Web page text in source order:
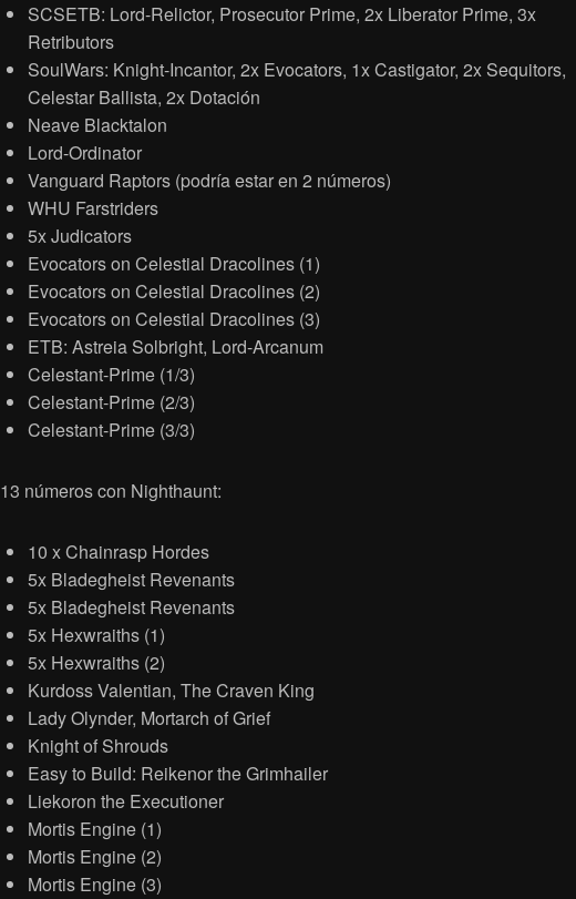
SCSETB: Lord-Relictor, Prosecutor Prime, 2x Liberator Prime, 3x
Retributors
SoulWars: Knight-Incantor, 2x Evocators, 1x Castigator, 2x Sequitors,
Celestar Ballista, 2x Dotación
Neave Blacktalon
Lord-Ordinator
Vanguard Raptors (podría estar en 2 números)
WHU Farstriders
5x Judicators
Evocators on Celestial Dracolines (1)
Evocators on Celestial Dracolines (2)
Evocators on Celestial Dracolines (3)
ETB: Astreia Solbright, Lord-Arcanum
Celestant-Prime (1/3)
Celestant-Prime (2/3)
Celestant-Prime (3/3)
13 números con Nighthaunt:
10 x Chainrasp Hordes
5x Bladegheist Revenants
5x Bladegheist Revenants
5x Hexwraiths (1)
5x Hexwraiths (2)
Kurdoss Valentian, The Craven King
Lady Olynder, Mortarch of Grief
Knight of Shrouds
Easy to Build: Reikenor the Grimhailer
Liekoron the Executioner
Mortis Engine (1)
Mortis Engine (2)
Mortis Engine (3)